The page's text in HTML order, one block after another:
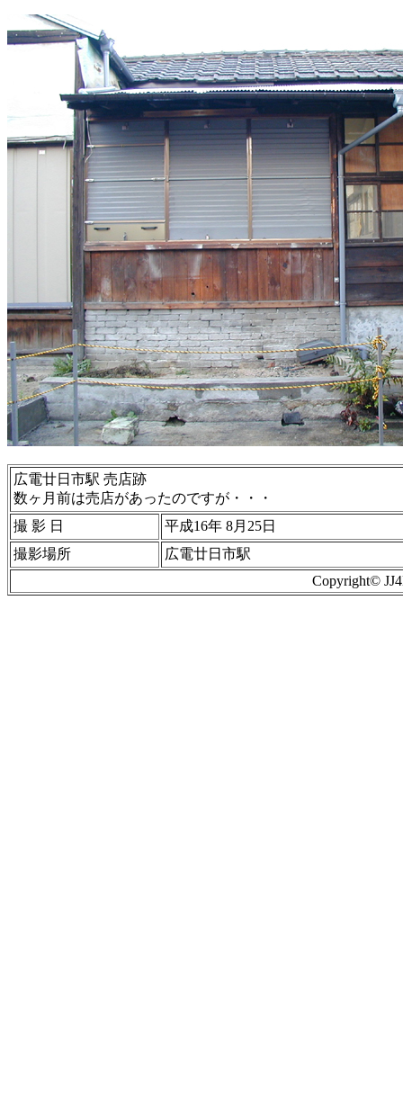
広電廿日市駅 売店跡
数ヶ月前は売店があったのですが・・・
撮 影 日
平成16年 8月25日
撮影場所
広電廿日市駅
Copyright©